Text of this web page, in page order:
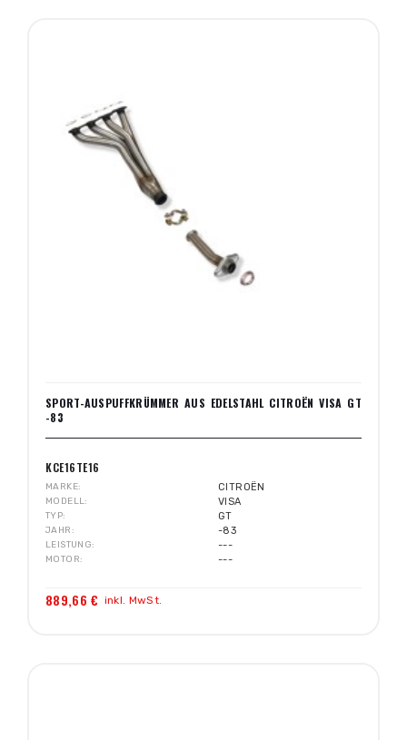
SPORT-AUSPUFFKRÜMMER AUS EDELSTAHL CITROËN VISA GT
-83
KCE16TE16
MARKE CITROËN
MODELL VISA
TYP GT
JAHR -83
LEISTUNG ---
MOTOR ---
889,66 € inkl. MwSt.